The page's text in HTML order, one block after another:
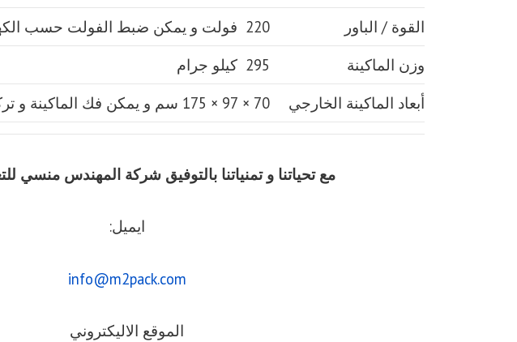
القوة / الباور
220 فولت و يمكن ضبط الفولت حسب الكهرباء المتاحه 1.2 كيلو وات
وزن الماكينة
295 كيلو جرام
أبعاد الماكينة الخارجي
70 × 97 × 175 سم و يمكن فك الماكينة و تركيبها في اي مكان
مع تحياتنا و تمنياتنا بالتوفيق شركة المهندس منسي
ايميل:
info@m2pack.com
الموقع الاليكتروني